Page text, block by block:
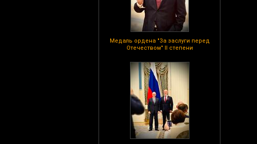
Медаль ордена "За заслуги перед
Отечеством" II степени